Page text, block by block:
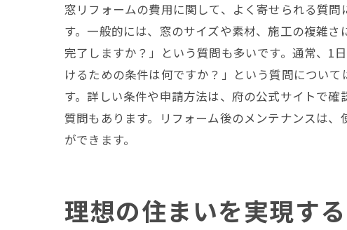
窓リ
窓リフォームの費用に関して、よく寄せられる質
す。一般的には、窓のサイズや素材、施工の複雑
完了しますか？」という質問も多いです。通常、1
けるための条件は何ですか？」という質問につい
す。詳しい条件や申請方法は、府の公式サイトで
質問もあります。リフォーム後のメンテナンスは
ができます。
理想の住まいを実現す